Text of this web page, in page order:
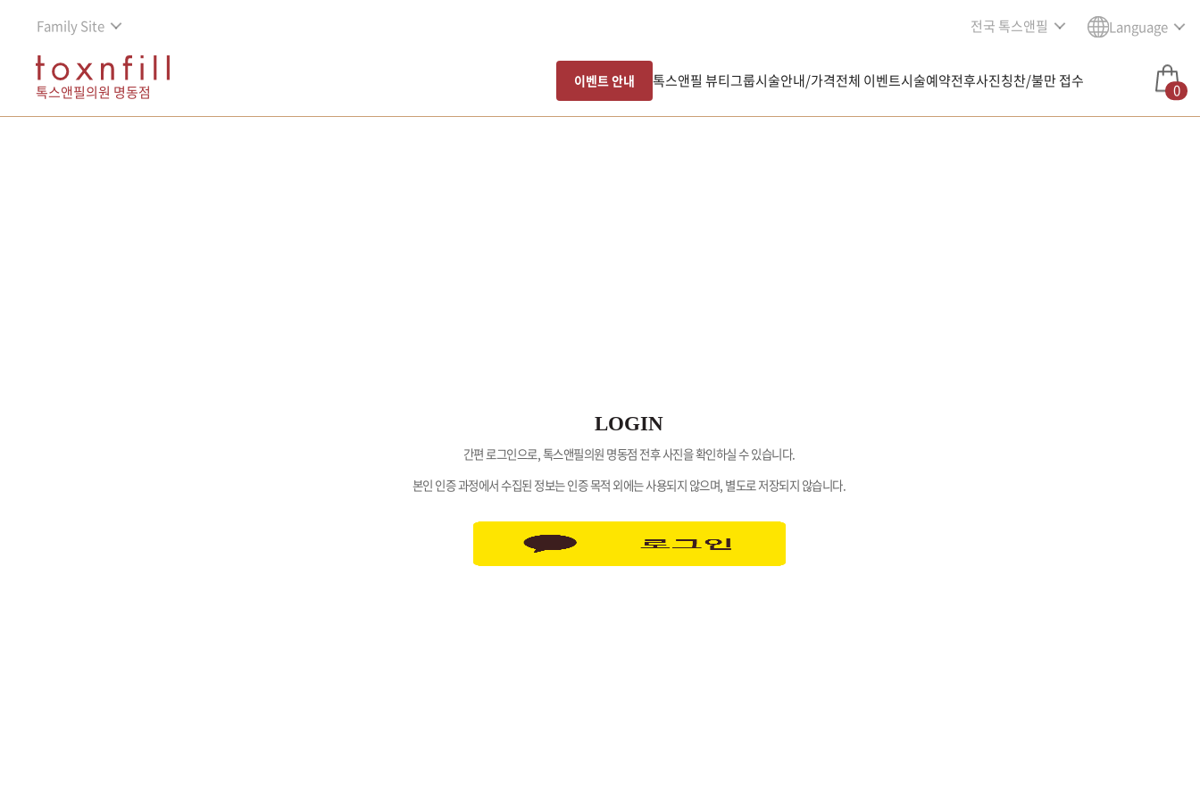
Family Site 전국 톡스앤필 Language
톡스앤필의원 명동점
이벤트 안내 톡스앤필 뷰티그룹시술안내/가격전체 이벤트시술예약전후사진칭찬/불만 접수 0
LOGIN
간편 로그인으로, 톡스앤필의원 명동점 전후 사진을 확인하실 수 있습니다.
본인 인증 과정에서 수집된 정보는 인증 목적 외에는 사용되지 않으며, 별도로 저장되지 않습니다.